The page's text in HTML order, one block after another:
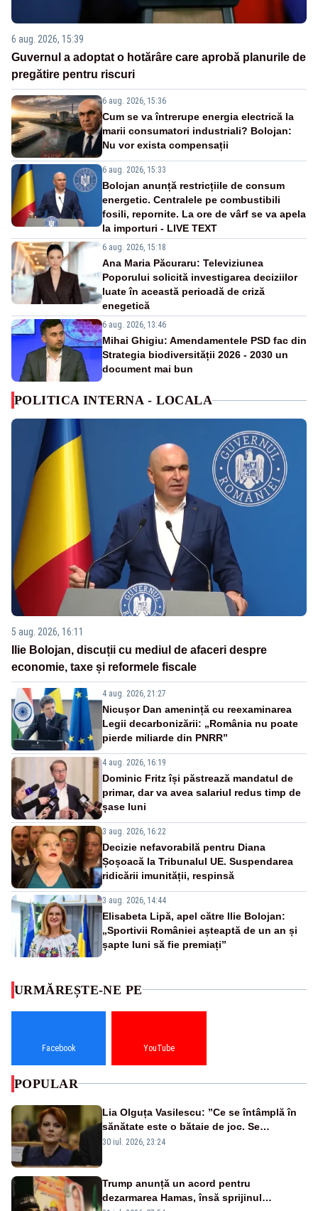
6 aug. 2026, 15:39
Guvernul a adoptat o hotărâre care aprobă planurile de
pregătire pentru riscuri
6 aug. 2026, 15:36
Cum se va întrerupe energia electrică la
marii consumatori industriali? Bolojan:
Nu vor exista compensații
6 aug. 2026, 15:33
Bolojan anunță restricțiile de consum
energetic. Centralele pe combustibili
fosili, repornite. La ore de vârf se va apela
la importuri - LIVE TEXT
6 aug. 2026, 15:18
Ana Maria Păcuraru: Televiziunea
Poporului solicită investigarea deciziilor
luate în această perioadă de criză
enegetică
6 aug. 2026, 13:46
Mihai Ghigiu: Amendamentele PSD fac din
Strategia biodiversității 2026 - 2030 un
document mai bun
POLITICA INTERNA - LOCALA
5 aug. 2026, 16:11
Ilie Bolojan, discuții cu mediul de afaceri despre
economie, taxe și reformele fiscale
4 aug. 2026, 21:27
Nicușor Dan amenință cu reexaminarea
Legii decarbonizării: „România nu poate
pierde miliarde din PNRR”
4 aug. 2026, 16:19
Dominic Fritz își păstrează mandatul de
primar, dar va avea salariul redus timp de
șase luni
3 aug. 2026, 16:22
Decizie nefavorabilă pentru Diana
Șoșoacă la Tribunalul UE. Suspendarea
ridicării imunității, respinsă
3 aug. 2026, 14:44
Elisabeta Lipă, apel către Ilie Bolojan:
„Sportivii României așteaptă de un an și
șapte luni să fie premiați”
URMĂREȘTE-NE PE
Facebook YouTube
POPULAR
Lia Olguța Vasilescu: ”Ce se întâmplă în
sănătate este o bătaie de joc. Se
guvernează extraordinar de prost”
30 iul. 2026, 23:24
Trump anunță un acord pentru
dezarmarea Hamas, însă sprijinul